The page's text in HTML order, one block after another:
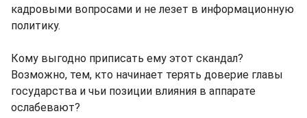
кадровыми вопросами и не лезет в информационную
политику.
Кому выгодно приписать ему этот скандал?
Возможно, тем, кто начинает терять доверие главы
государства и чьи позиции влияния в аппарате
ослабевают?